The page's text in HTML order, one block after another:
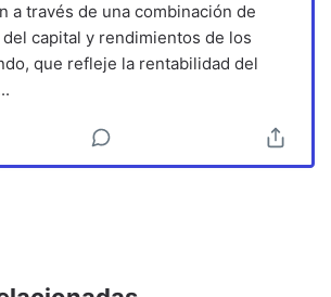
a través de una combinación de
capital y rendimientos de los
que refleje la rentabilidad del